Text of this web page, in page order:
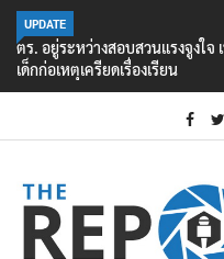
UPDATE
ตร. อยู่ระหว่างสอบสวนแรงจูงใจ
เด็กก่อเหตุเครียดเรื่องเรียน